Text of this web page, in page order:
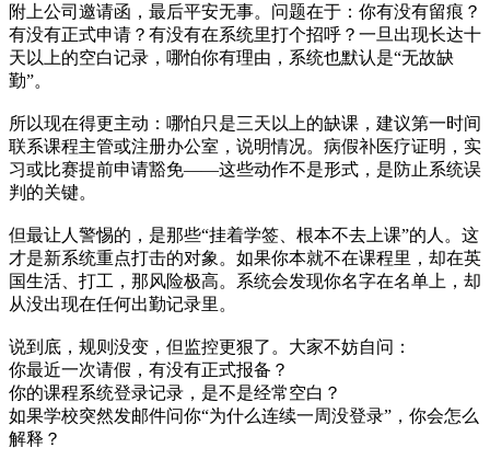
附上公司邀请函，最后平安无事。问题在于：你有没有留痕？
有没有正式申请？有没有在系统里打个招呼？一旦出现长达十
天以上的空白记录，哪怕你有理由，系统也默认是“无故缺
勤”。
所以现在得更主动：哪怕只是三天以上的缺课，建议第一时间
联系课程主管或注册办公室，说明情况。病假补医疗证明，实
习或比赛提前申请豁免——这些动作不是形式，是防止系统误
判的关键。
但最让人警惕的，是那些“挂着学签、根本不去上课”的人。这
才是新系统重点打击的对象。如果你本就不在课程里，却在英
国生活、打工，那风险极高。系统会发现你名字在名单上，却
从没出现在任何出勤记录里。
说到底，规则没变，但监控更狠了。大家不妨自问：
你最近一次请假，有没有正式报备？
你的课程系统登录记录，是不是经常空白？
如果学校突然发邮件问你“为什么连续一周没登录”，你会怎么
解释？